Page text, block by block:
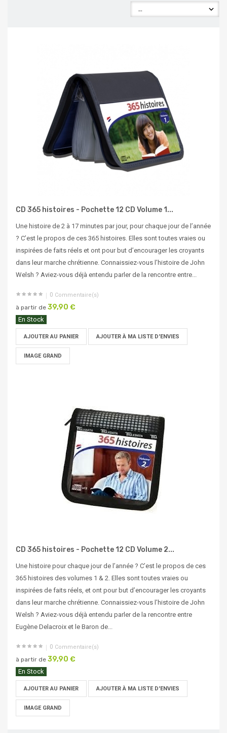
CD 365 histoires - Pochette 12 CD Volume 1...
Une histoire de 2 à 17 minutes par jour, pour chaque jour de l’année
? C’est le propos de ces 365 histoires. Elles sont toutes vraies ou
inspirées de faits réels et ont pour but d’encourager les croyants
dans leur marche chrétienne. Connaissiez-vous l’histoire de John
Welsh ? Aviez-vous déjà entendu parler de la rencontre entre...
0 Commentaire(s)
à partir de 39,90 €
En Stock
AJOUTER AU PANIER AJOUTER À MA LISTE D'ENVIES
IMAGE GRAND
CD 365 histoires - Pochette 12 CD Volume 2...
Une histoire pour chaque jour de l’année ? C’est le propos de ces
365 histoires des volumes 1 & 2. Elles sont toutes vraies ou
inspirées de faits réels, et ont pour but d’encourager les croyants
dans leur marche chrétienne. Connaissiez-vous l’histoire de John
Welsh ? Aviez-vous déjà entendu parler de la rencontre entre
Eugène Delacroix et le Baron de...
0 Commentaire(s)
à partir de 39,90 €
En Stock
AJOUTER AU PANIER AJOUTER À MA LISTE D'ENVIES
IMAGE GRAND